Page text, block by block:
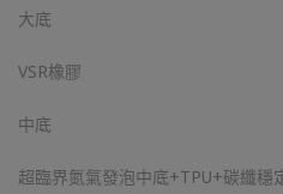
大底
VSR橡膠
中底
超臨界氮氣發泡中底+TPU+碳纖穩